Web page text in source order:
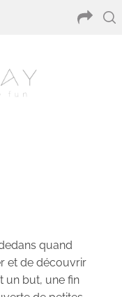
quand
et de découvrir
un but, une fin